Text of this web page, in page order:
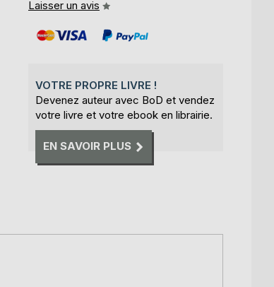
Laisser un avis
VOTRE PROPRE LIVRE !
Devenez auteur avec BoD et vendez
votre livre et votre ebook en librairie.
EN SAVOIR PLUS